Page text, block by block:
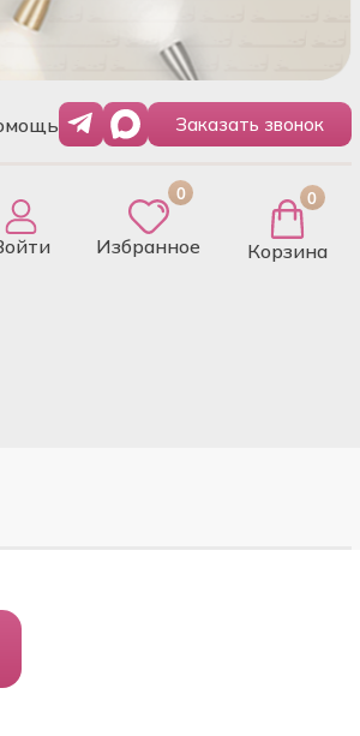
Заказать звонок
0
Избранное
0
Корзина